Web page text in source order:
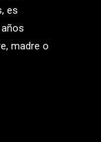
es
madre o